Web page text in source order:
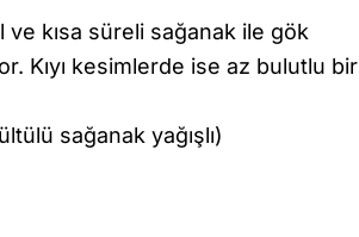
kısa süreli sağanak ile gök
Kıyı kesimlerde ise az bulutlu bir
sağanak yağışlı)